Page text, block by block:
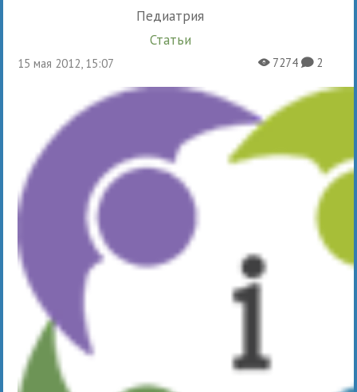
Педиатрия
Статьи
15 мая 2012, 15:07 X7274K2